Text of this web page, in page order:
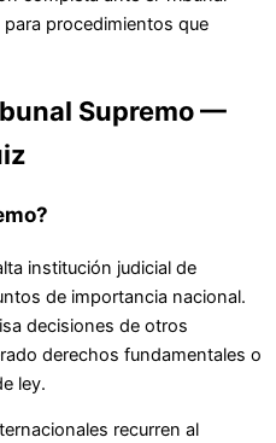
procedimientos que
Supremo —
institución judicial de
de importancia nacional.
decisiones de otros
derechos fundamentales o
ley.
recurren al